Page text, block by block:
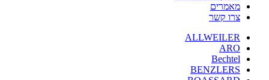
מאמרים
צרו קשר
ALLWEILER
ARO
Bechtel
BENZLERS